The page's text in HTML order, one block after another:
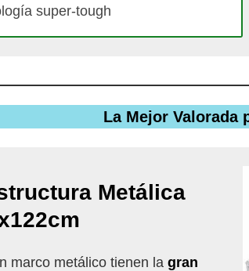
super-tough
La Mejor Valorada
Metálica
marco metálico tienen la gran